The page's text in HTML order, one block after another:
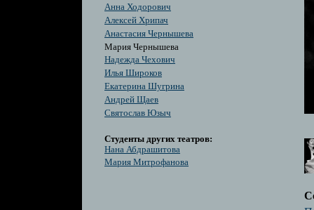
Анна Ходорович
Алексей Хрипач
Анастасия Чернышева
Мария Чернышева
Надежда Чехович
Илья Широков
Екатерина Шугрина
Андрей Щаев
Святослав Юзыч
Студенты других театров:
Нана Абдрашитова
Мария Митрофанова